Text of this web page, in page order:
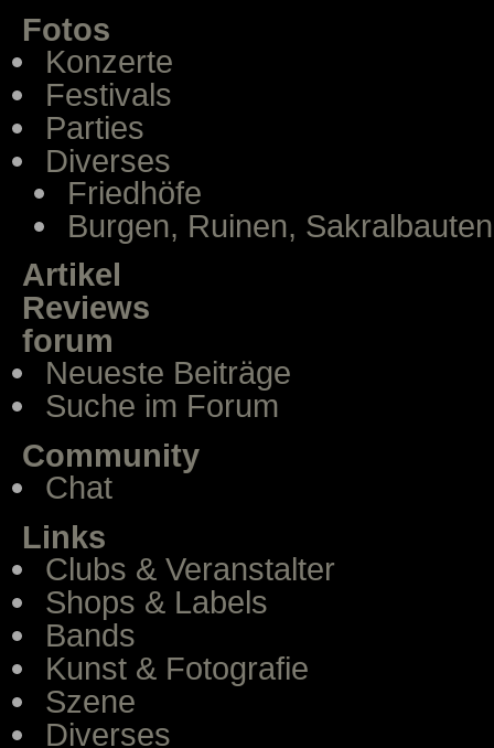
Fotos
Konzerte
Festivals
Parties
Diverses
Friedhöfe
Burgen, Ruinen, Sakralbauten
Artikel
Reviews
forum
Neueste Beiträge
Suche im Forum
Community
Chat
Links
Clubs & Veranstalter
Shops & Labels
Bands
Kunst & Fotografie
Szene
Diverses